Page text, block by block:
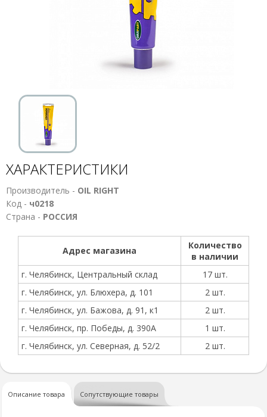
ХАРАКТЕРИСТИКИ
Производитель - OIL RIGHT
Код - ч0218
Страна - РОССИЯ
Адрес магазина
Количество
в наличии
г. Челябинск, Центральный склад
17 шт.
г. Челябинск, ул. Блюхера, д. 101
2 шт.
г. Челябинск, ул. Бажова, д. 91, к1
2 шт.
г. Челябинск, пр. Победы, д. 390А
1 шт.
г. Челябинск, ул. Северная, д. 52/2
2 шт.
Описание товара Сопутствующие товары